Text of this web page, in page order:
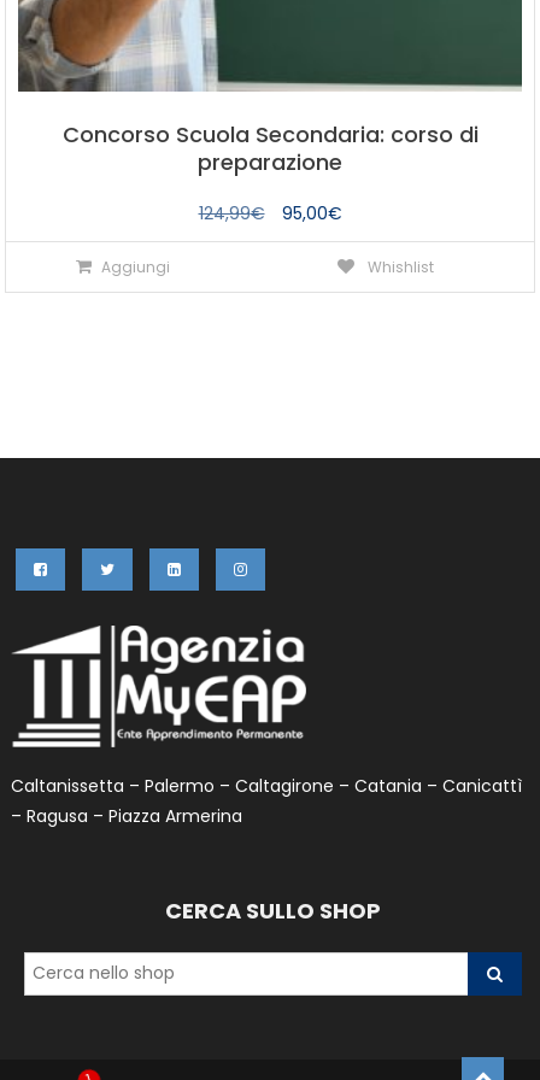
Concorso Scuola Secondaria: corso di
preparazione
124,99€
Il
prezzo
originale
95,00€Il
prezzo
attuale
Aggiungi Whishlist
Caltanissetta – Palermo – Caltagirone – Catania – Canicattì
– Ragusa – Piazza Armerina
CERCA SULLO SHOP